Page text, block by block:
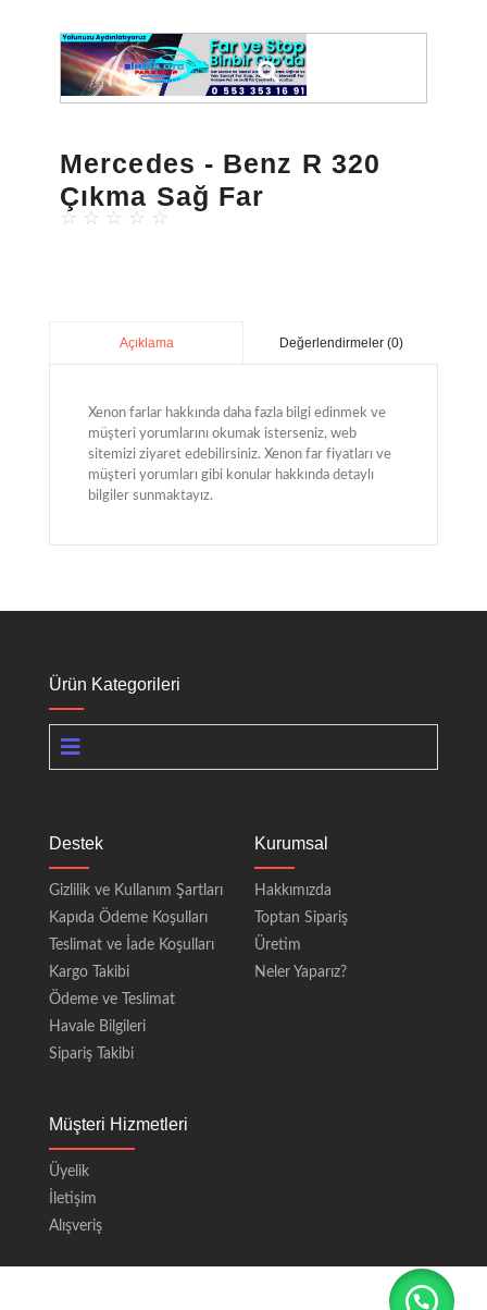
Mercedes - Benz R 320
Çıkma Sağ Far
☆ ☆ ☆ ☆ ☆
Açıklama Değerlendirmeler (0)
Xenon farlar hakkında daha fazla bilgi edinmek ve
müşteri yorumlarını okumak isterseniz, web
sitemizi ziyaret edebilirsiniz. Xenon far fiyatları ve
müşteri yorumları gibi konular hakkında detaylı
bilgiler sunmaktayız.
Ürün Kategorileri
Destek
Gizlilik ve Kullanım Şartları
Kapıda Ödeme Koşulları
Teslimat ve İade Koşulları
Kargo Takibi
Ödeme ve Teslimat
Havale Bilgileri
Sipariş Takibi
Kurumsal
Hakkımızda
Toptan Sipariş
Üretim
Neler Yaparız?
Müşteri Hizmetleri
Üyelik
İletişim
Alışveriş